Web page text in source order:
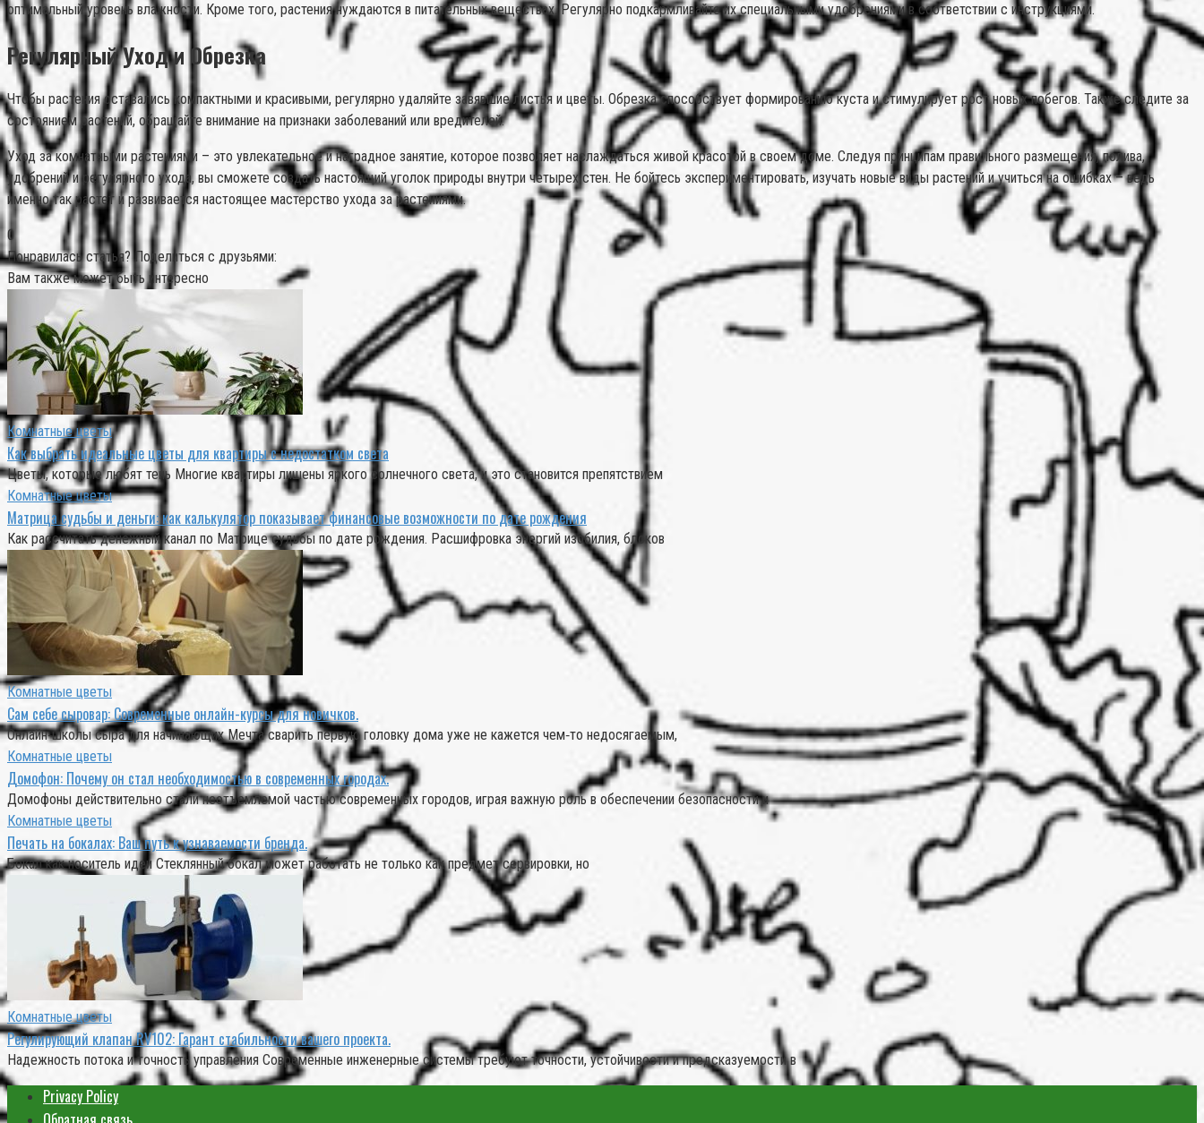
оптимальный уровень влажности. Кроме того, растения нуждаются в питательных веществах. Регулярно подкармливайте их специальными удобрениями в соответствии с инструкциями.
Регулярный Уход и Обрезка
Чтобы растения оставались компактными и красивыми, регулярно удаляйте завявшие листья и цветы. Обрезка способствует формированию куста и стимулирует рост новых побегов. Также следите за
состоянием растений, обращайте внимание на признаки заболеваний или вредителей.
Уход за комнатными растениями – это увлекательное и наградное занятие, которое позволяет наслаждаться живой красотой в своем доме. Следуя принципам правильного размещения, полива,
удобрений и регулярного ухода, вы сможете создать настоящий уголок природы внутри четырех стен. Не бойтесь экспериментировать, изучать новые виды растений и учиться на ошибках – ведь
именно так растет и развивается настоящее мастерство ухода за растениями.
0
Понравилась статья? Поделиться с друзьями:
Вам также может быть интересно
Комнатные цветы
Как выбрать идеальные цветы для квартиры с недостатком света
Цветы, которые любят тень Многие квартиры лишены яркого солнечного света, и это становится препятствием
Комнатные цветы
Матрица судьбы и деньги: как калькулятор показывает финансовые возможности по дате рождения
Как рассчитать денежный канал по Матрице судьбы по дате рождения. Расшифровка энергий изобилия, блоков
Комнатные цветы
Сам себе сыровар: Современные онлайн-курсы для новичков.
Онлайн‑школы сыра для начинающих Мечта сварить первую головку дома уже не кажется чем‑то недосягаемым,
Комнатные цветы
Домофон: Почему он стал необходимостью в современных городах.
Домофоны действительно стали неотъемлемой частью современных городов, играя важную роль в обеспечении безопасности и
Комнатные цветы
Печать на бокалах: Ваш путь к узнаваемости бренда.
Бокал как носитель идеи Стеклянный бокал может работать не только как предмет сервировки, но
Комнатные цветы
Регулирующий клапан RV102: Гарант стабильности вашего проекта.
Надежность потока и точность управления Современные инженерные системы требуют точности, устойчивости и предсказуемости в
Privacy Policy